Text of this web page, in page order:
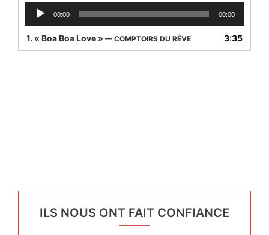
Lecteur
audio
00:00 00:00
1. « Boa Boa Love » — COMPTOIRS DU RÊVE 3:35
ILS NOUS ONT FAIT CONFIANCE